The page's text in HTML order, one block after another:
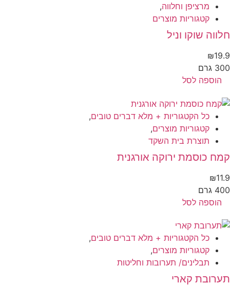
מרציפן וחלווה,
קטגוריות מוצרים
שוקו וניל
₪
גרם
הוספה לסל
כל הקטגוריות + מלא דברים טובים,
קטגוריות מוצרים,
תוצרת בית השקד
כוסמת ירוקה אורגנית
₪
גרם
הוספה לסל
כל הקטגוריות + מלא דברים טובים,
קטגוריות מוצרים,
תבלינים/ תערובות וחליטות
קארי